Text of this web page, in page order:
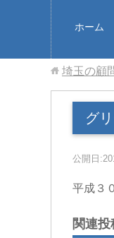
ホーム
埼玉の顧
グ
公開日
平成３
関連投